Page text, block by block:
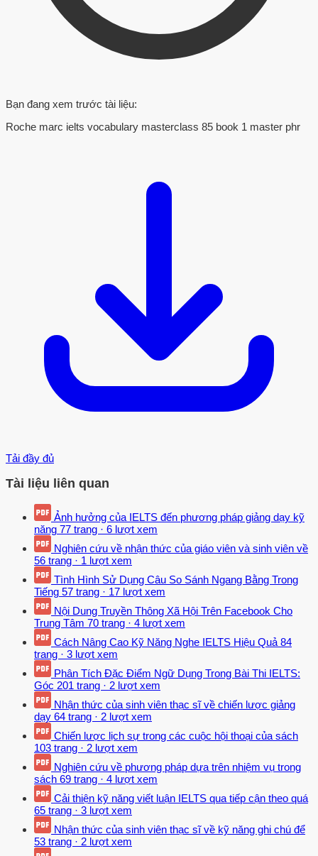
Bạn đang xem trước tài liệu:
Roche marc ielts vocabulary masterclass 85 book 1 master phr
Tải đầy đủ
Tài liệu liên quan
Ảnh hưởng của IELTS đến phương pháp giảng dạy kỹ
năng 77 trang · 6 lượt xem
Nghiên cứu về nhận thức của giáo viên và sinh viên về
56 trang · 1 lượt xem
Tình Hình Sử Dụng Câu So Sánh Ngang Bằng Trong
Tiếng 57 trang · 17 lượt xem
Nội Dung Truyền Thông Xã Hội Trên Facebook Cho
Trung Tâm 70 trang · 4 lượt xem
Cách Nâng Cao Kỹ Năng Nghe IELTS Hiệu Quả 84
trang · 3 lượt xem
Phân Tích Đặc Điểm Ngữ Dụng Trong Bài Thi IELTS:
Góc 201 trang · 2 lượt xem
Nhận thức của sinh viên thạc sĩ về chiến lược giảng
dạy 64 trang · 2 lượt xem
Chiến lược lịch sự trong các cuộc hội thoại của sách
103 trang · 2 lượt xem
Nghiên cứu về phương pháp dựa trên nhiệm vụ trong
sách 69 trang · 4 lượt xem
Cải thiện kỹ năng viết luận IELTS qua tiếp cận theo quá
65 trang · 3 lượt xem
Nhận thức của sinh viên thạc sĩ về kỹ năng ghi chú để
53 trang · 2 lượt xem